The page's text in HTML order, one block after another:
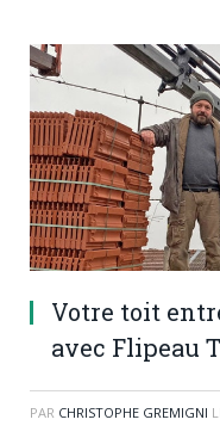
Votre toit
avec Flipeau
PAR CHRISTOPHE GREMIGNI